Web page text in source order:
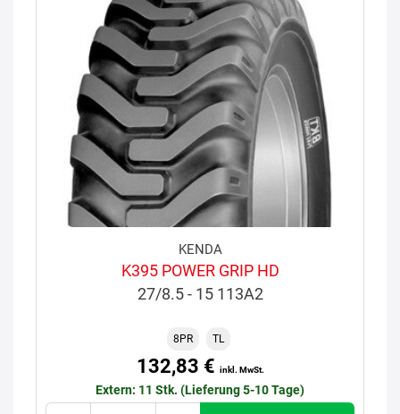
KENDA
K395 POWER GRIP HD
27/8.5 - 15 113A2
8PR TL
132,83 € inkl. MwSt.
Extern: 11 Stk. (Lieferung 5-10 Tage)